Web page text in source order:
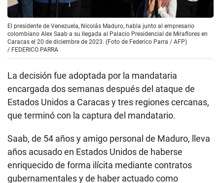
El presidente de Venezuela, Nicolás Maduro, habla junto al empresario
colombiano Alex Saab a su llegada al Palacio Presidencial de Miraflores en
Caracas el 20 de diciembre de 2023. (Foto de Federico Parra / AFP)
/ FEDERICO PARRA
La decisión fue adoptada por la mandataria
encargada dos semanas después del ataque de
Estados Unidos a Caracas y tres regiones cercanas,
que terminó con la captura del mandatario.
Saab, de 54 años y amigo personal de Maduro, lleva
años acusado en Estados Unidos de haberse
enriquecido de forma ilícita mediante contratos
gubernamentales y de haber actuado como